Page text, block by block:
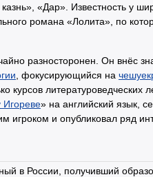
«Дар». Известность у
романа «Лолита», по
разносторонен. Он внёс
, фокусирующийся на
курсов литературоведческих
Игореве» на английский язык,
игроком и опубликовал ряд
в России, получивший